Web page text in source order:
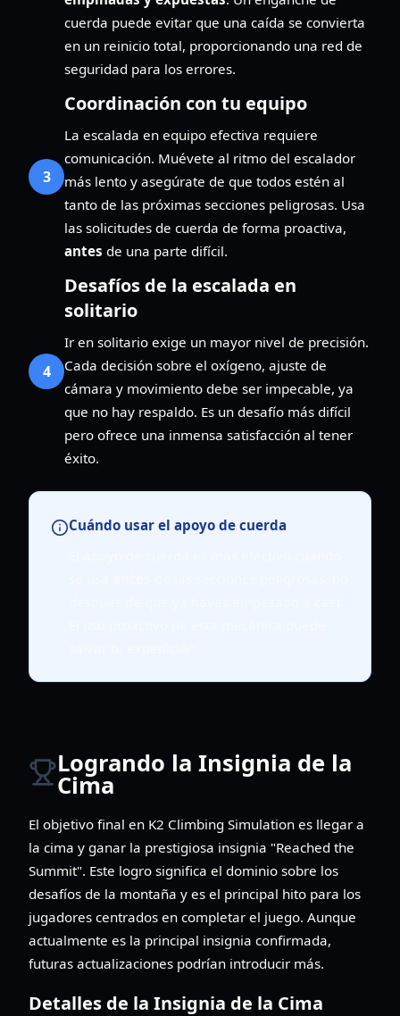
cuerda puede evitar que una caída se convierta
en un reinicio total, proporcionando una red de
seguridad para los errores.
3
Coordinación con tu equipo
La escalada en equipo efectiva requiere
comunicación. Muévete al ritmo del escalador
más lento y asegúrate de que todos estén al
tanto de las próximas secciones peligrosas. Usa
las solicitudes de cuerda de forma proactiva,
antes de una parte difícil.
4
Desafíos de la escalada en
solitario
Ir en solitario exige un mayor nivel de precisión.
Cada decisión sobre el oxígeno, ajuste de
cámara y movimiento debe ser impecable, ya
que no hay respaldo. Es un desafío más difícil
pero ofrece una inmensa satisfacción al tener
éxito.
Cuándo usar el apoyo de cuerda
Logrando la Insignia de la
Cima
El objetivo final en K2 Climbing Simulation es llegar a
la cima y ganar la prestigiosa insignia "Reached the
Summit". Este logro significa el dominio sobre los
desafíos de la montaña y es el principal hito para los
jugadores centrados en completar el juego. Aunque
actualmente es la principal insignia confirmada,
futuras actualizaciones podrían introducir más.
Detalles de la Insignia de la Cima